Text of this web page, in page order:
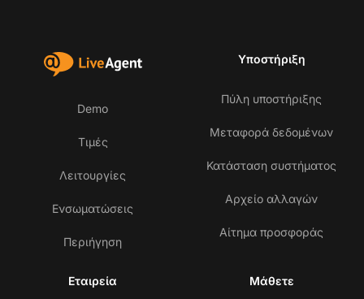
Demo
Τιμές
Λειτουργίες
Ενσωματώσεις
Περιήγηση
Υποστήριξη
Πύλη υποστήριξης
Μεταφορά δεδομένων
Κατάσταση συστήματος
Αρχείο αλλαγών
Αίτημα προσφοράς
Εταιρεία Μάθετε